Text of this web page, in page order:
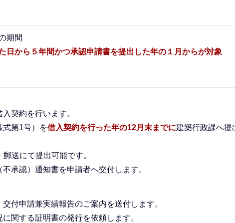
期間
日から５年間かつ承認申請書を提出した年の１月からが対象
契約を行います。
式第1号）を借入契約を行った年の12月末までに建築行政課へ提
送にて提出可能です。
承認）通知書を申請者へ交付します。
付申請兼実績報告のご案内を送付します。
関する証明書の発行を依頼します。